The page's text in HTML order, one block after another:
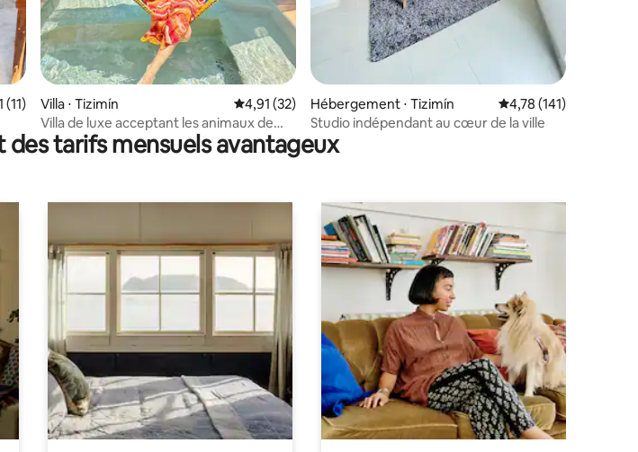
: 4,95 sur 5
moyenne sur la base de 11 commentaires : 4,91 sur 5
(11)
Villa ⋅ Tizimín Évaluation moyenne sur la base de 32 commentaires : 4,91 sur 5
4,91 (32)
Villa de luxe acceptant les animaux de
compagnie à Tizimín avec piscine
Hébergement ⋅ Tizimín Évaluation moyenne
4,78 (141)
Studio indépendant au cœur de la ville
tarifs mensuels avantageux